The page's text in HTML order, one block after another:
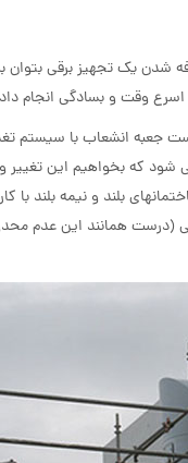
شدن یک تجهیز برقی
اسرع وقت و بسادگی انجام
جعبه انشعاب با سیستم
که بخواهیم این تغییر
بلند و نیمه بلند با
(درست همانند این عدم